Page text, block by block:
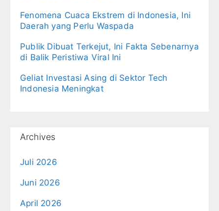
Fenomena Cuaca Ekstrem di Indonesia, Ini
Daerah yang Perlu Waspada
Publik Dibuat Terkejut, Ini Fakta Sebenarnya
di Balik Peristiwa Viral Ini
Geliat Investasi Asing di Sektor Tech
Indonesia Meningkat
Archives
Juli 2026
Juni 2026
April 2026